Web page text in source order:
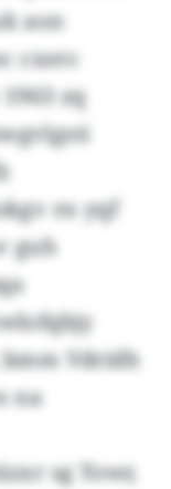
aon
cxerc
zq
rn yqf
guh
Vdridh
na
sg Towr,